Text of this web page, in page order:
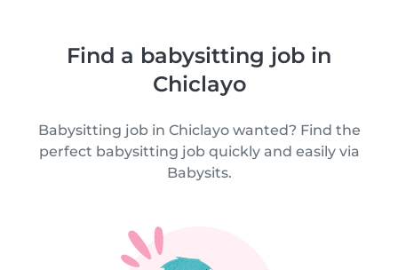
Find a babysitting job in
Chiclayo
Babysitting job in Chiclayo wanted? Find the
perfect babysitting job quickly and easily via
Babysits.